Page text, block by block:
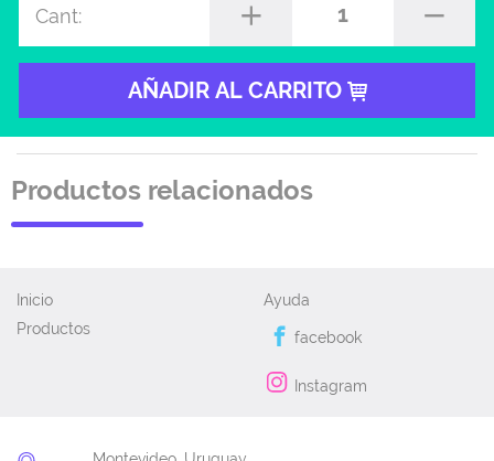
Cant: 1
AÑADIR AL CARRITO
Productos relacionados
Inicio
Productos
Ayuda
facebook
Instagram